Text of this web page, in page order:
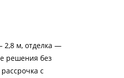
2,8 м, отделка —
решения без
с